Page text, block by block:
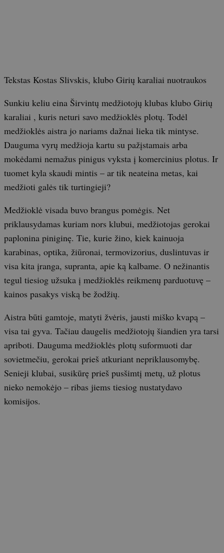
Tekstas Kostas Slivskis, klubo Girių karaliai nuotraukos
Sunkiu keliu eina Širvintų medžiotojų klubas klubo Girių
karaliai , kuris neturi savo medžioklės plotų. Todėl
medžioklės aistra jo nariams dažnai lieka tik mintyse.
Dauguma vyrų medžioja kartu su pažįstamais arba
mokėdami nemažus pinigus vyksta į komercinius plotus. Ir
tuomet kyla skaudi mintis – ar tik neateina metas, kai
medžioti galės tik turtingieji?
Medžioklė visada buvo brangus pomėgis. Net
priklausydamas kuriam nors klubui, medžiotojas gerokai
paplonina piniginę. Tie, kurie žino, kiek kainuoja
karabinas, optika, žiūronai, termovizorius, duslintuvas ir
visa kita įranga, supranta, apie ką kalbame. O nežinantis
tegul tiesiog užsuka į medžioklės reikmenų parduotuvę –
kainos pasakys viską be žodžių.
Aistra būti gamtoje, matyti žvėris, jausti miško kvapą –
visa tai gyva. Tačiau daugelis medžiotojų šiandien yra tarsi
apriboti. Dauguma medžioklės plotų suformuoti dar
sovietmečiu, gerokai prieš atkuriant nepriklausomybę.
Senieji klubai, susikūrę prieš pusšimtį metų, už plotus
nieko nemokėjo – ribas jiems tiesiog nustatydavo
komisijos.